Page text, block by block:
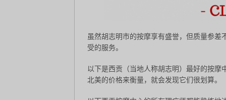
虽然胡志明市的按摩享有盛誉，但质量参
受的服务。
以下是西贡（当地人称胡志明）最好的按
北美的价格来衡量，就会发现它们很划算。